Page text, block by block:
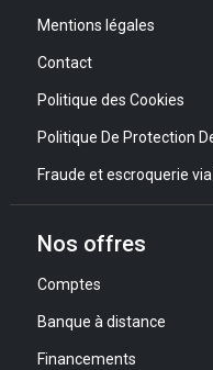
Mentions légales
Contact
Politique des Cookies
Politique De Protection
Fraude et escroquerie
Nos offres
Comptes
Banque à distance
Financements